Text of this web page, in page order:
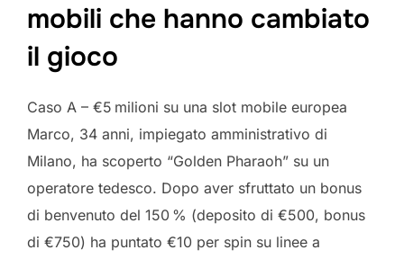
mobili che hanno cambiato
il gioco
Caso A – €5 milioni su una slot mobile europea
Marco, 34 anni, impiegato amministrativo di
Milano, ha scoperto “Golden Pharaoh” su un
operatore tedesco. Dopo aver sfruttato un bonus
di benvenuto del 150 % (deposito di €500, bonus
di €750) ha puntato €10 per spin su linee a